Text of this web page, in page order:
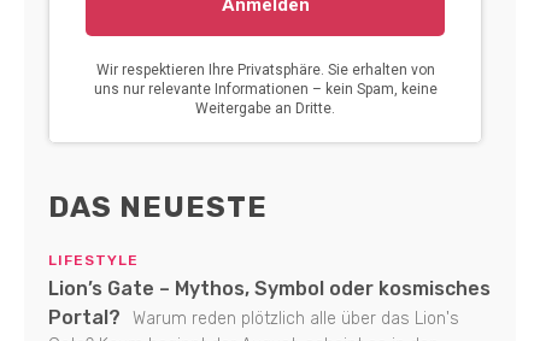
DAS NEUESTE
LIFESTYLE
Lion’s Gate – Mythos, Symbol oder kosmisches
Portal?
Warum reden plötzlich alle über das Lion's